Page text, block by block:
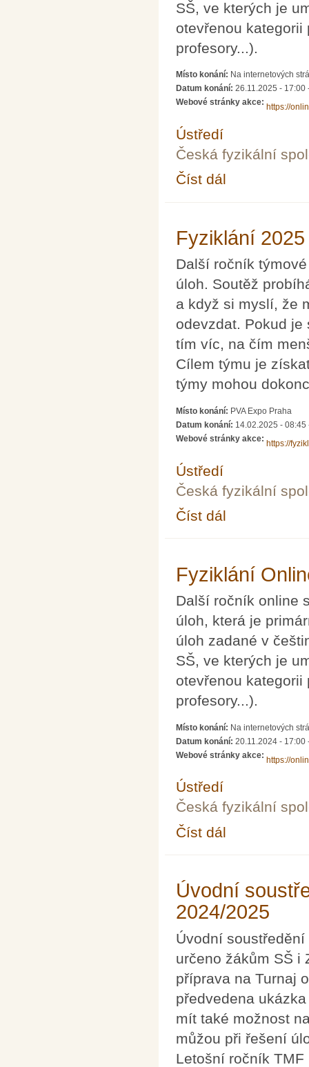
SŠ, ve kterých je
otevřenou kategorii
profesory...).
Místo konání: Na internetových
Datum konání: 26.11.2025 - 17:00
Webové stránky akce:
https://
Ústředí
Česká fyzikální
Číst dál
Fyziklání 2025
Další ročník
úloh. Soutěž
a když si myslí, že
odevzdat. Pokud
tím víc, na čím
Cílem týmu je
týmy mohou
Místo konání: PVA Expo Praha
Datum konání: 14.02.2025 - 08:45
Webové stránky akce:
https://
Ústředí
Česká fyzikální
Číst dál
Fyziklání
Další ročník online
úloh, která je
úloh zadané v
SŠ, ve kterých je
otevřenou kategorii
profesory...).
Místo konání: Na internetových
Datum konání: 20.11.2024 - 17:00
Webové stránky akce:
https://
Ústředí
Česká fyzikální
Číst dál
Úvodní
2024/2025
Úvodní
určeno žákům SŠ i
příprava na Turnaj
předvedena
mít také možnost
můžou při řešení
Letošní ročník